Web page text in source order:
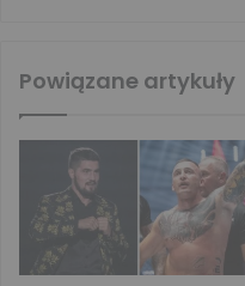
Powiązane artykuły